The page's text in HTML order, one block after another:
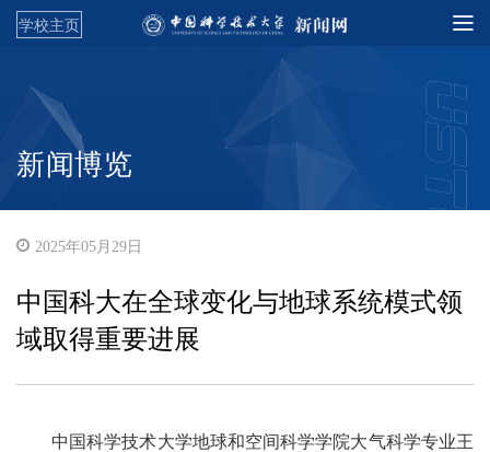
学校主页
新闻博览
2025年05月29日
中国科大在全球变化与地球系统模式领
域取得重要进展
中国科学技术大学地球和空间科学学院大气科学专业王